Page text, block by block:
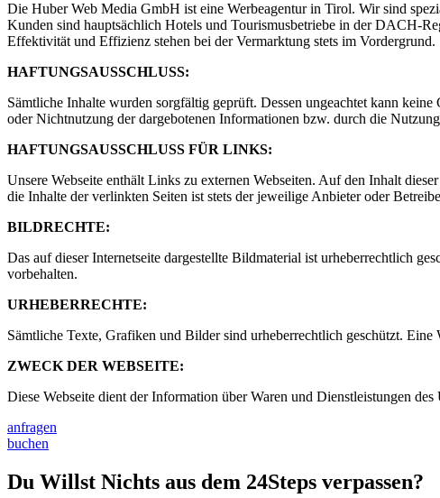
Die Huber Web Media GmbH ist eine Werbeagentur in Tirol. Wir sind
Kunden sind hauptsächlich Hotels und Tourismusbetriebe in der DACH-
Effektivität und Effizienz stehen bei der Vermarktung stets im Vordergrund.
HAFTUNGSAUSSCHLUSS:
Sämtliche Inhalte wurden sorgfältig geprüft. Dessen ungeachtet kann
oder Nichtnutzung der dargebotenen Informationen bzw. durch die
HAFTUNGSAUSSCHLUSS FÜR LINKS:
Unsere Webseite enthält Links zu externen Webseiten. Auf den Inhalt
die Inhalte der verlinkten Seiten ist stets der jeweilige Anbieter oder
BILDRECHTE:
Das auf dieser Internetseite dargestellte Bildmaterial ist urheberrechtlich
vorbehalten.
URHEBERRECHTE:
Sämtliche Texte, Grafiken und Bilder sind urheberrechtlich geschützt.
ZWECK DER WEBSEITE:
Diese Webseite dient der Information über Waren und Dienstleistungen
anfragen
buchen
Du Willst Nichts aus dem 24Steps verpassen?